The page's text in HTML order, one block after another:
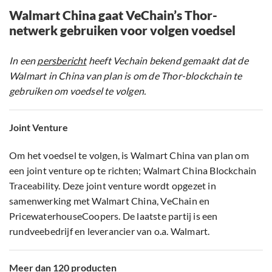
Walmart China gaat VeChain’s Thor-
netwerk gebruiken voor volgen voedsel
In eenpersberichtheeft Vechain bekend gemaakt dat de
Walmart in China van plan is om de Thor-blockchain te
gebruiken om voedsel te volgen.
Joint Venture
Om het voedsel te volgen, is Walmart China van plan om
een joint venture op te richten; Walmart China Blockchain
Traceability. Deze joint venture wordt opgezet in
samenwerking met Walmart China, VeChain en
PricewaterhouseCoopers. De laatste partij is een
rundveebedrijf en leverancier van o.a. Walmart.
Meer dan 120 producten